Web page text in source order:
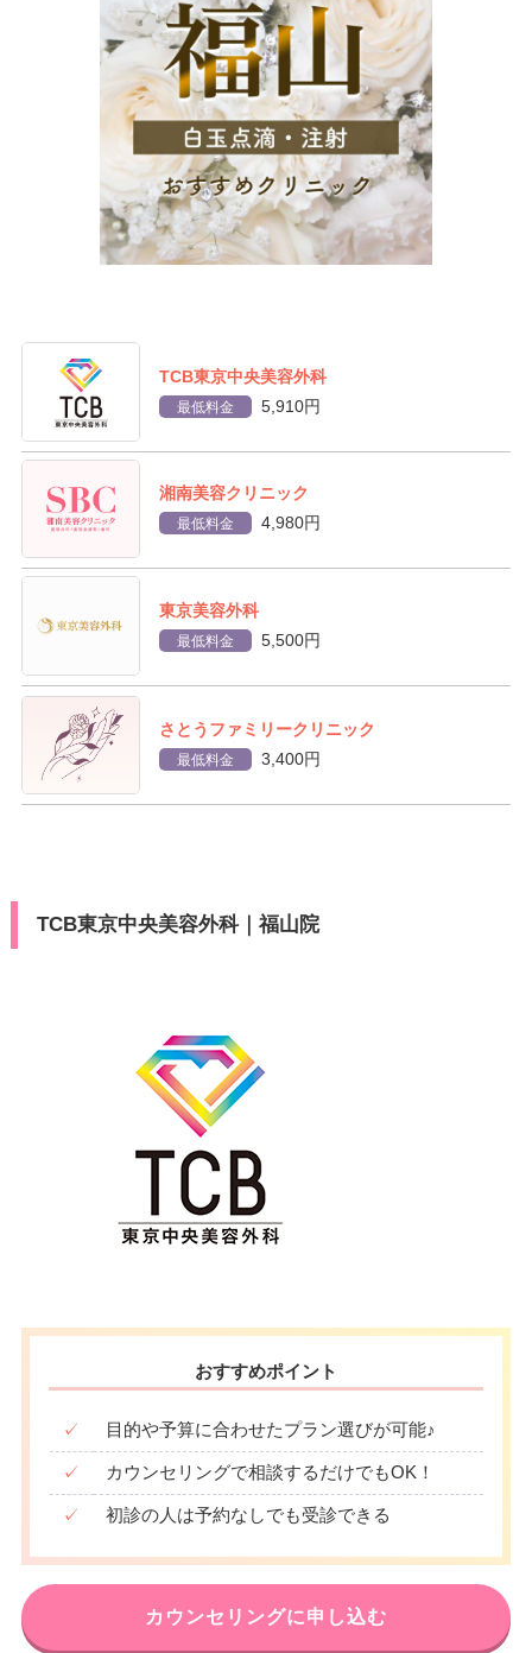
TCB東京中央美容外科
最低料金 5,910円
湘南美容クリニック
最低料金 4,980円
東京美容外科
最低料金 5,500円
さとうファミリークリニック
最低料金 3,400円
TCB東京中央美容外科｜福山院
おすすめポイント
✓ 目的や予算に合わせたプラン選びが可能♪
✓ カウンセリングで相談するだけでもOK！
✓ 初診の人は予約なしでも受診できる
カウンセリングに申し込む